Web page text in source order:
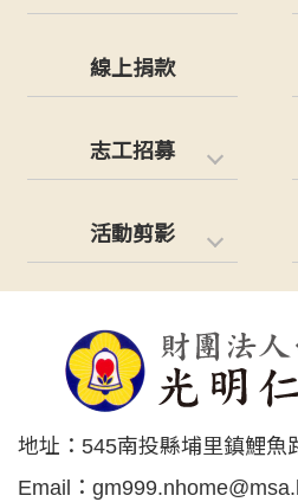
線上捐款
志工招募
活動剪影
地址： 545南投縣埔里鎮鯉魚
Email：